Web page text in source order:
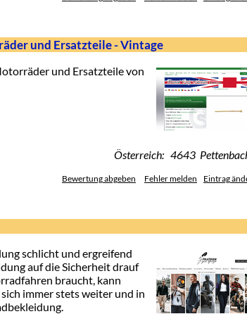
und Ersatzteile - Vintage
und Ersatzteile von
Österreich: 4643
Bewertung abgeben Fehler melden Eintrag
schlicht und ergreifend
auf die Sicherheit drauf
braucht, kann
immer stets weiter und in